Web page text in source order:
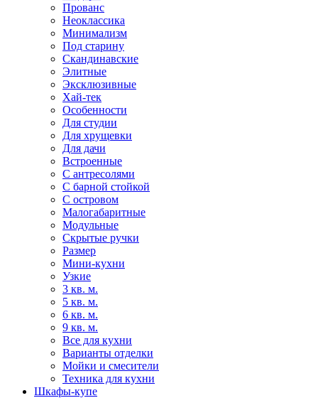
Прованс
Неоклассика
Минимализм
Под старину
Скандинавские
Элитные
Эксклюзивные
Хай-тек
Особенности
Для студии
Для хрущевки
Для дачи
Встроенные
С антресолями
С барной стойкой
С островом
Малогабаритные
Модульные
Скрытые ручки
Размер
Мини-кухни
Узкие
3 кв. м.
5 кв. м.
6 кв. м.
9 кв. м.
Все для кухни
Варианты отделки
Мойки и смесители
Техника для кухни
Шкафы-купе